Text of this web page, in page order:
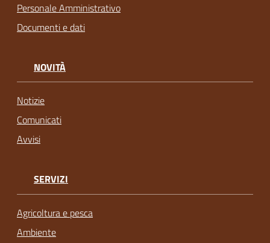
Personale Amministrativo
Documenti e dati
NOVITÀ
Notizie
Comunicati
Avvisi
SERVIZI
Agricoltura e pesca
Ambiente